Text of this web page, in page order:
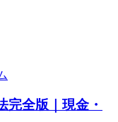
完全版｜現金・